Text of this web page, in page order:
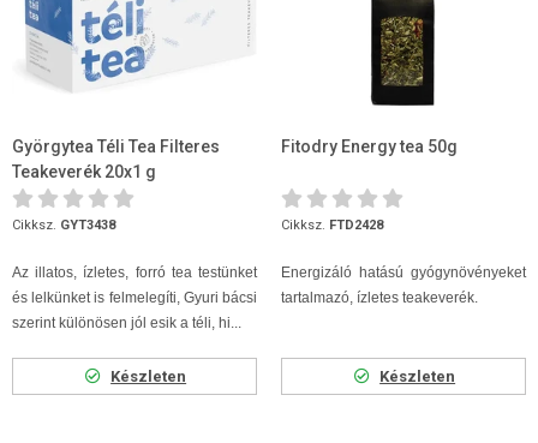
Györgytea Téli Tea Filteres
Teakeverék 20x1 g
Cikksz. GYT3438
Az illatos, ízletes, forró tea testünket
és lelkünket is felmelegíti, Gyuri bácsi
szerint különösen jól esik a téli, hi...
Készleten
Fitodry Energy tea 50g
Cikksz. FTD2428
Energizáló hatású gyógynövényeket
tartalmazó, ízletes teakeverék.
Készleten